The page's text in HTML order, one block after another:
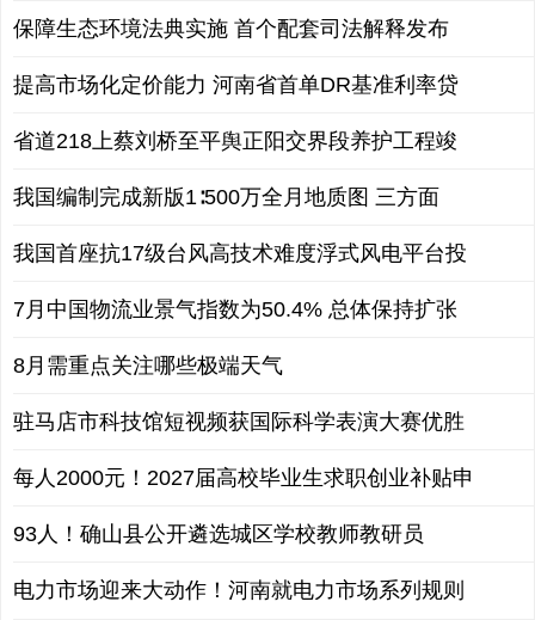
保障生态环境法典实施 首个配套司法解释发布
提高市场化定价能力 河南省首单DR基准利率贷
省道218上蔡刘桥至平舆正阳交界段养护工程竣
我国编制完成新版1∶500万全月地质图 三方面
我国首座抗17级台风高技术难度浮式风电平台投
7月中国物流业景气指数为50.4% 总体保持扩张
8月需重点关注哪些极端天气
驻马店市科技馆短视频获国际科学表演大赛优胜
每人2000元！2027届高校毕业生求职创业补贴申
93人！确山县公开遴选城区学校教师教研员
电力市场迎来大动作！河南就电力市场系列规则